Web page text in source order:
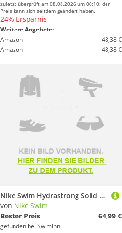
zuletzt überprüft am 08.08.2026 um 00:10; der
Preis kann sich seitdem geändert haben.
24% Ersparnis
Weitere Angebote:
Amazon
48,38 €
Amazon
48,38 €
Nike Swim Hydrastrong Solid Swimsuit Schwarz 28 Frau
von Nike Swim
Bester Preis
64,99 €
gefunden bei SwimInn